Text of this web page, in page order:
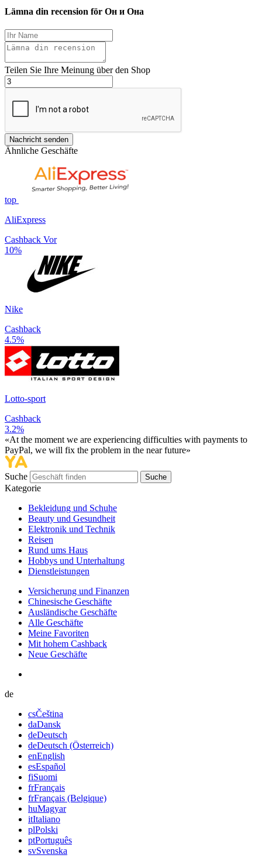
Lämna din recension för Он и Она
Teilen Sie Ihre Meinung über den Shop
Nachricht senden
Ähnliche Geschäfte
top
AliExpress
Cashback Vor
10%
Nike
Cashback
4.5%
Lotto-sport
Cashback
3.2%
«At the moment we are experiencing difficulties with payments to
PayPal, we will fix the problem in the near future»
Suche Suche
Kategorie
Bekleidung und Schuhe
Beauty und Gesundheit
Elektronik und Technik
Reisen
Rund ums Haus
Hobbys und Unterhaltung
Dienstleistungen
Versicherung und Finanzen
Chinesische Geschäfte
Ausländische Geschäfte
Alle Geschäfte
Meine Favoriten
Mit hohem Cashback
Neue Geschäfte
de
csČeština
daDansk
deDeutsch
deDeutsch (Österreich)
enEnglish
esEspañol
fiSuomi
frFrançais
frFrançais (Belgique)
huMagyar
itItaliano
plPolski
ptPortuguês
svSvenska